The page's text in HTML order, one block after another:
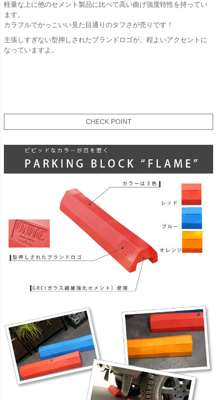
軽量な上に他のセメント製品に比べて高い曲げ強度特性を持ってい
ます。
カラフルでかっこいい見た目通りのタフさが売りです！
主張しすぎない型押しされたブランドロゴが、程よいアクセントに
なっていますよ。
CHECK POINT